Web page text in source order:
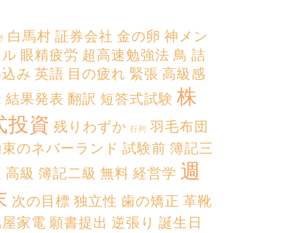
白馬村 証券会社 金の卵 神メン
眼精疲労 超高速勉強法 鳥 詰
み 英語 目の疲れ 緊張 高級感
結果発表 翻訳 短答式試験 株
投資 残りわずか 行列
羽毛布団
のネバーランド 試験前 簿記三
高級 簿記二級 無料 経営学 週
次の目標 独立性 歯の矯正 革靴
家電 願書提出 逆張り 誕生日